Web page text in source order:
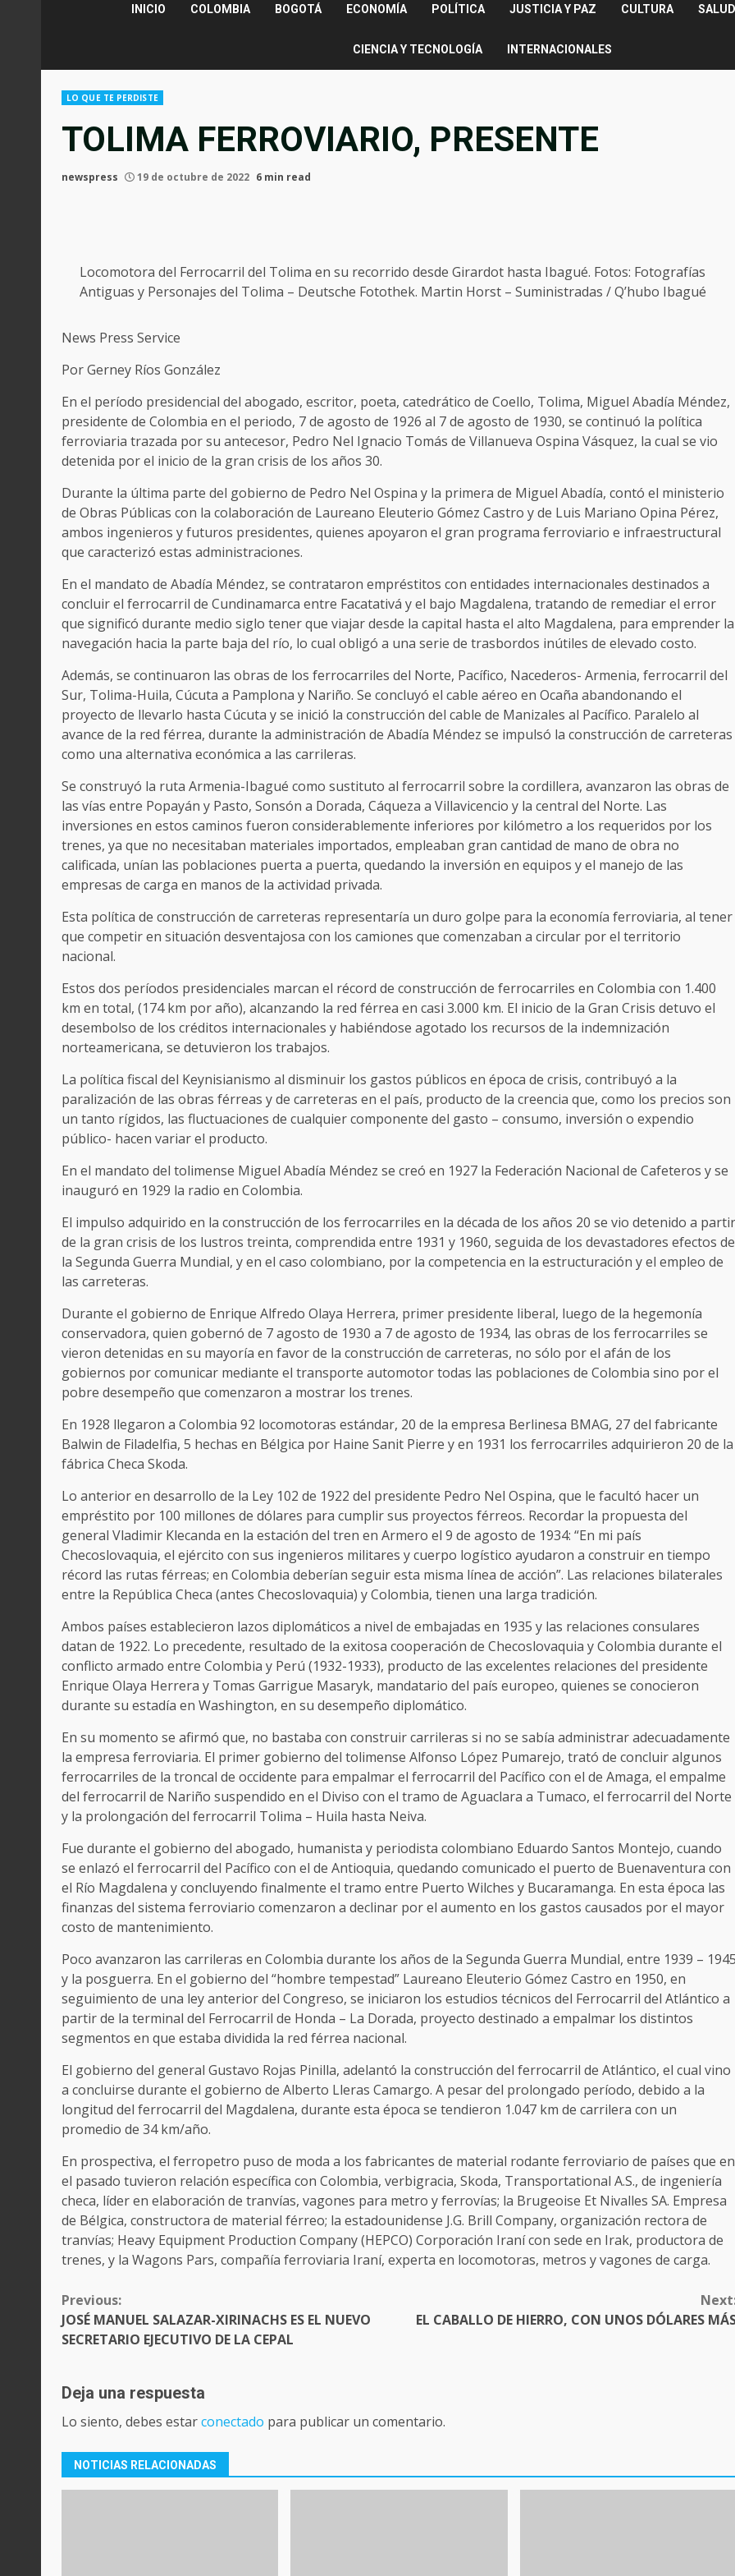
INICIO COLOMBIA BOGOTÁ ECONOMÍA POLÍTICA JUSTICIA Y PAZ CULTURA
CIENCIA Y TECNOLOGÍA INTERNACIONALES
LO QUE TE PERDISTE
TOLIMA FERROVIARIO, PRESENTE
newspress 19 de octubre de 2022 6 min read
Locomotora del Ferrocarril del Tolima en su recorrido desde Girardot hasta Ibagué. Fotos: Fotografías
Antiguas y Personajes del Tolima – Deutsche Fotothek. Martin Horst – Suministradas / Q’hubo Ibagué
News Press Service
Por Gerney Ríos González
En el período presidencial del abogado, escritor, poeta, catedrático de Coello, Tolima, Miguel Abadía Méndez,
presidente de Colombia en el periodo, 7 de agosto de 1926 al 7 de agosto de 1930, se continuó la política
ferroviaria trazada por su antecesor, Pedro Nel Ignacio Tomás de Villanueva Ospina Vásquez, la cual se vio
detenida por el inicio de la gran crisis de los años 30.
Durante la última parte del gobierno de Pedro Nel Ospina y la primera de Miguel Abadía, contó el ministerio
de Obras Públicas con la colaboración de Laureano Eleuterio Gómez Castro y de Luis Mariano Opina Pérez,
ambos ingenieros y futuros presidentes, quienes apoyaron el gran programa ferroviario e infraestructural
que caracterizó estas administraciones.
En el mandato de Abadía Méndez, se contrataron empréstitos con entidades internacionales destinados a
concluir el ferrocarril de Cundinamarca entre Facatativá y el bajo Magdalena, tratando de remediar el error
que significó durante medio siglo tener que viajar desde la capital hasta el alto Magdalena, para emprender la
navegación hacia la parte baja del río, lo cual obligó a una serie de trasbordos inútiles de elevado costo.
Además, se continuaron las obras de los ferrocarriles del Norte, Pacífico, Nacederos- Armenia, ferrocarril del
Sur, Tolima-Huila, Cúcuta a Pamplona y Nariño. Se concluyó el cable aéreo en Ocaña abandonando el
proyecto de llevarlo hasta Cúcuta y se inició la construcción del cable de Manizales al Pacífico. Paralelo al
avance de la red férrea, durante la administración de Abadía Méndez se impulsó la construcción de carreteras
como una alternativa económica a las carrileras.
Se construyó la ruta Armenia-Ibagué como sustituto al ferrocarril sobre la cordillera, avanzaron las obras de
las vías entre Popayán y Pasto, Sonsón a Dorada, Cáqueza a Villavicencio y la central del Norte. Las
inversiones en estos caminos fueron considerablemente inferiores por kilómetro a los requeridos por los
trenes, ya que no necesitaban materiales importados, empleaban gran cantidad de mano de obra no
calificada, unían las poblaciones puerta a puerta, quedando la inversión en equipos y el manejo de las
empresas de carga en manos de la actividad privada.
Esta política de construcción de carreteras representaría un duro golpe para la economía ferroviaria, al tener
que competir en situación desventajosa con los camiones que comenzaban a circular por el territorio
nacional.
Estos dos períodos presidenciales marcan el récord de construcción de ferrocarriles en Colombia con 1.400
km en total, (174 km por año), alcanzando la red férrea en casi 3.000 km. El inicio de la Gran Crisis detuvo el
desembolso de los créditos internacionales y habiéndose agotado los recursos de la indemnización
norteamericana, se detuvieron los trabajos.
La política fiscal del Keynisianismo al disminuir los gastos públicos en época de crisis, contribuyó a la
paralización de las obras férreas y de carreteras en el país, producto de la creencia que, como los precios son
un tanto rígidos, las fluctuaciones de cualquier componente del gasto – consumo, inversión o expendio
público- hacen variar el producto.
En el mandato del tolimense Miguel Abadía Méndez se creó en 1927 la Federación Nacional de Cafeteros y se
inauguró en 1929 la radio en Colombia.
El impulso adquirido en la construcción de los ferrocarriles en la década de los años 20 se vio detenido a partir
de la gran crisis de los lustros treinta, comprendida entre 1931 y 1960, seguida de los devastadores efectos de
la Segunda Guerra Mundial, y en el caso colombiano, por la competencia en la estructuración y el empleo de
las carreteras.
Durante el gobierno de Enrique Alfredo Olaya Herrera, primer presidente liberal, luego de la hegemonía
conservadora, quien gobernó de 7 agosto de 1930 a 7 de agosto de 1934, las obras de los ferrocarriles se
vieron detenidas en su mayoría en favor de la construcción de carreteras, no sólo por el afán de los
gobiernos por comunicar mediante el transporte automotor todas las poblaciones de Colombia sino por el
pobre desempeño que comenzaron a mostrar los trenes.
En 1928 llegaron a Colombia 92 locomotoras estándar, 20 de la empresa Berlinesa BMAG, 27 del fabricante
Balwin de Filadelfia, 5 hechas en Bélgica por Haine Sanit Pierre y en 1931 los ferrocarriles adquirieron 20 de la
fábrica Checa Skoda.
Lo anterior en desarrollo de la Ley 102 de 1922 del presidente Pedro Nel Ospina, que le facultó hacer un
empréstito por 100 millones de dólares para cumplir sus proyectos férreos. Recordar la propuesta del
general Vladimir Klecanda en la estación del tren en Armero el 9 de agosto de 1934: “En mi país
Checoslovaquia, el ejército con sus ingenieros militares y cuerpo logístico ayudaron a construir en tiempo
récord las rutas férreas; en Colombia deberían seguir esta misma línea de acción”. Las relaciones bilaterales
entre la República Checa (antes Checoslovaquia) y Colombia, tienen una larga tradición.
Ambos países establecieron lazos diplomáticos a nivel de embajadas en 1935 y las relaciones consulares
datan de 1922. Lo precedente, resultado de la exitosa cooperación de Checoslovaquia y Colombia durante el
conflicto armado entre Colombia y Perú (1932-1933), producto de las excelentes relaciones del presidente
Enrique Olaya Herrera y Tomas Garrigue Masaryk, mandatario del país europeo, quienes se conocieron
durante su estadía en Washington, en su desempeño diplomático.
En su momento se afirmó que, no bastaba con construir carrileras si no se sabía administrar adecuadamente
la empresa ferroviaria. El primer gobierno del tolimense Alfonso López Pumarejo, trató de concluir algunos
ferrocarriles de la troncal de occidente para empalmar el ferrocarril del Pacífico con el de Amaga, el empalme
del ferrocarril de Nariño suspendido en el Diviso con el tramo de Aguaclara a Tumaco, el ferrocarril del Norte
y la prolongación del ferrocarril Tolima – Huila hasta Neiva.
Fue durante el gobierno del abogado, humanista y periodista colombiano Eduardo Santos Montejo, cuando
se enlazó el ferrocarril del Pacífico con el de Antioquia, quedando comunicado el puerto de Buenaventura con
el Río Magdalena y concluyendo finalmente el tramo entre Puerto Wilches y Bucaramanga. En esta época las
finanzas del sistema ferroviario comenzaron a declinar por el aumento en los gastos causados por el mayor
costo de mantenimiento.
Poco avanzaron las carrileras en Colombia durante los años de la Segunda Guerra Mundial, entre 1939 –
y la posguerra. En el gobierno del “hombre tempestad” Laureano Eleuterio Gómez Castro en 1950, en
seguimiento de una ley anterior del Congreso, se iniciaron los estudios técnicos del Ferrocarril del Atlántico a
partir de la terminal del Ferrocarril de Honda – La Dorada, proyecto destinado a empalmar los distintos
segmentos en que estaba dividida la red férrea nacional.
El gobierno del general Gustavo Rojas Pinilla, adelantó la construcción del ferrocarril de Atlántico, el cual vino
a concluirse durante el gobierno de Alberto Lleras Camargo. A pesar del prolongado período, debido a la
longitud del ferrocarril del Magdalena, durante esta época se tendieron 1.047 km de carrilera con un
promedio de 34 km/año.
En prospectiva, el ferropetro puso de moda a los fabricantes de material rodante ferroviario de países que en
el pasado tuvieron relación específica con Colombia, verbigracia, Skoda, Transportational A.S., de ingeniería
checa, líder en elaboración de tranvías, vagones para metro y ferrovías; la Brugeoise Et Nivalles SA. Empresa
de Bélgica, constructora de material férreo; la estadounidense J.G. Brill Company, organización rectora de
tranvías; Heavy Equipment Production Company (HEPCO) Corporación Iraní con sede en Irak, productora de
trenes, y la Wagons Pars, compañía ferroviaria Iraní, experta en locomotoras, metros y vagones de carga.
CONTINUE
READING
Previous:
JOSÉ MANUEL SALAZAR-XIRINACHS ES EL NUEVO
SECRETARIO EJECUTIVO DE LA CEPAL
EL CABALLO DE HIERRO, CON UNOS DÓLARES
Deja una respuesta
Lo siento, debes estarconectado para publicar un comentario.
NOTICIAS RELACIONADAS